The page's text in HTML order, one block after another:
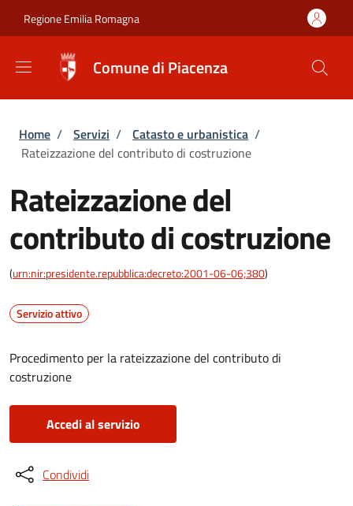
Regione Emilia Romagna
Comune di Piacenza
Briciole di pane
Home / Servizi / Catasto e urbanistica /
Rateizzazione del contributo di costruzione
Rateizzazione del
contributo di costruzione
(urn:nir:presidente.repubblica:decreto:2001-06-06;380)
Servizio attivo
Procedimento per la rateizzazione del contributo di
costruzione
Accedi al servizio
Condividi